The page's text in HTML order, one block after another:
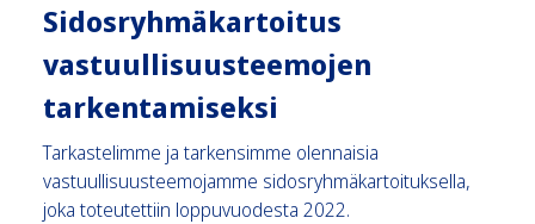
Sidosryhmäkartoitus
vastuullisuusteemojen
tarkentamiseksi
Tarkastelimme ja tarkensimme olennaisia
vastuullisuusteemojamme sidosryhmäkartoituksella,
joka toteutettiin loppuvuodesta 2022.